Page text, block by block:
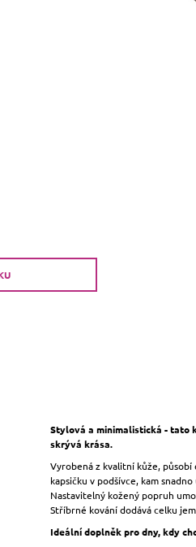
Stylová a minimalistická - tato
skrývá krása.
Vyrobená z kvalitní kůže,
kapsičku v podšívce, kam
Nastavitelný kožený popruh
Stříbrné kování dodává celku
Ideální doplněk pro dny, kdy